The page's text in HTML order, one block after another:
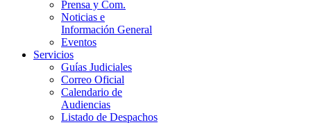
Prensa y Com.
Noticias e
Información General
Eventos
Servicios
Guías Judiciales
Correo Oficial
Calendario de
Audiencias
Listado de Despachos